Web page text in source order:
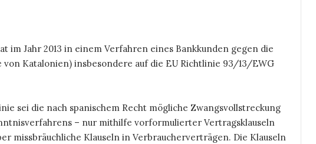
im Jahr 2013 in einem Verfahren eines Bankkunden gegen die
von Katalonien) insbesondere auf die EU Richtlinie 93/13/EWG
sei die nach spanischem Recht mögliche Zwangsvollstreckung
– nur mithilfe vorformulierter Vertragsklauseln
missbräuchliche Klauseln in Verbraucherverträgen. Die Klauseln